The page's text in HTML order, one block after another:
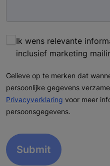
Ik wens relevante
inclusief marketing
Gelieve op te merken dat
persoonlijke gegevens
Privacyverklaring voor meer
persoonsgegevens.